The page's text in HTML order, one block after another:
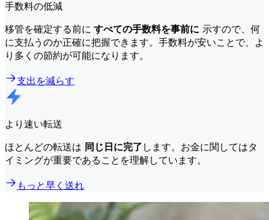
手数料の低減
移管を確定する前に すべての手数料を事前に 示すので、何
に支払うのか正確に把握できます。手数料が安いことで、よ
り多くの節約が可能になります。
支出を減らす
より速い転送
ほとんどの転送は 同じ日に完了 します。お金に関してはタ
イミングが重要であることを理解しています。
もっと早く送れ